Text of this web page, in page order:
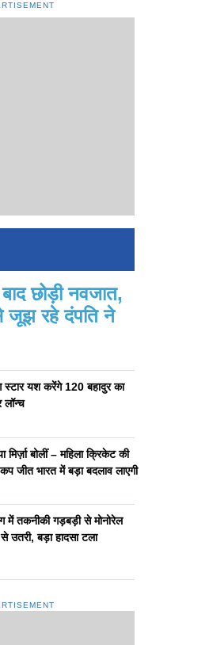
छोड़ी नवजात,
जूझ रहे दंपति ने
स्टार यश करेंगे 120 बहादुर का
लॉन्च
मिर्ज़ा बोलीं – महिला क्रिकेट की
जीत भारत में बड़ा बदलाव लाएगी
में तकनीकी गड़बड़ी से मोनोरेल
उतरी, बड़ा हादसा टला